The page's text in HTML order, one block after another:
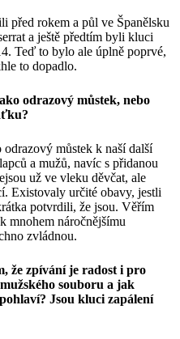
před rokem a půl ve Španělsku
a ještě předtím byli kluci
Teď to bylo ale úplně poprvé,
to dopadlo.
odrazový můstek, nebo
můstek k naší další
a mužů, navíc s přidanou
už ve vleku děvčat, ale
Existovaly určité obavy, jestli
potvrdili, že jsou. Věřím
mnohem náročnějšímu
zvládnou.
že zpívání je radost i pro
souboru a jak
Jsou kluci zapálení